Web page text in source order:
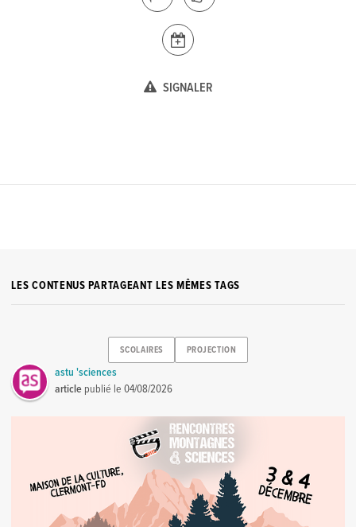
SIGNALER
LES CONTENUS PARTAGEANT LES MÊMES TAGS
SCOLAIRES PROJECTION
astu 'sciences
article publié le04/08/2026